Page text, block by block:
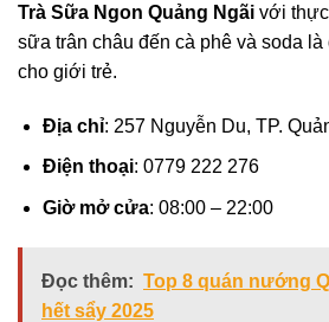
Trà Sữa Ngon Quảng Ngãi với
sữa trân châu đến cà phê và soda
cho giới trẻ.
Địa chỉ: 257 Nguyễn Du, TP.
Điện thoại: 0779 222 276
Giờ mở cửa: 08:00 – 22:00
Đọc thêm: Top 8 quán nướng
hết sẩy 2025